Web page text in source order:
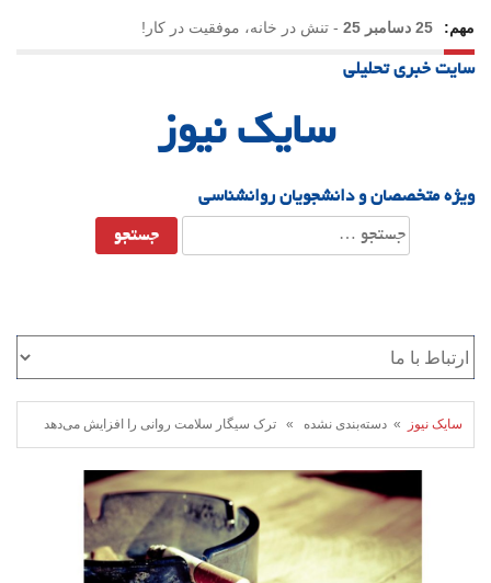
مهم: 25 دسامبر 25 - تنش در خانه، موفقیت در کار!
23 دسامبر 25
-یلدا؛ نماد تاب‌آوری اجتماعی در روزگار دشوار
سایت خبری تحلیلی
سایک نیوز
ویژه متخصصان و دانشجویان روانشناسی
جستجو
برای:
سایک نیوز » دسته‌بندی نشده » ترک سیگار سلامت روانی را افزایش می‌دهد